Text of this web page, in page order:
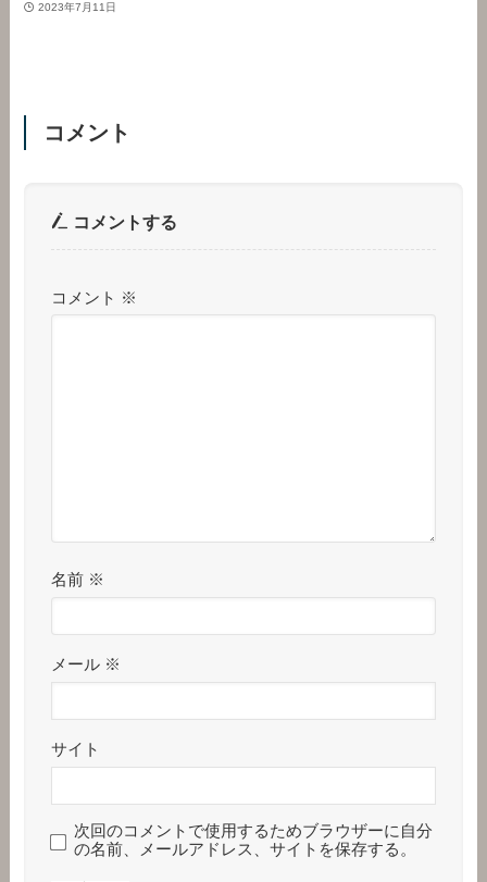
2023年7月11日
コメント
コメントする
コメント ※
名前 ※
メール ※
サイト
次回のコメントで使用するためブラウザーに自分
の名前、メールアドレス、サイトを保存する。